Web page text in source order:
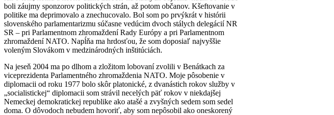
boli záujmy sponzorov politických strán, až potom občanov. Kšeftovanie v
politike ma deprimovalo a znechucovalo. Bol som po prvýkrát v histórii
slovenského parlamentarizmu súčasne vedúcim dvoch stálych delegácií NR
SR – pri Parlamentnom zhromaždení Rady Európy a pri Parlamentnom
zhromaždení NATO. Napĺňa ma hrdosťou, že som doposiaľ najvyššie
voleným Slovákom v medzinárodných inštitúciách.
Na jeseň 2004 ma po dlhom a zložitom lobovaní zvolili v Benátkach za
viceprezidenta Parlamentného zhromaždenia NATO. Moje pôsobenie v
diplomacii od roku 1977 bolo skôr platonické, z dvanástich rokov služby v
„socialistickej“ diplomacii som strávil necelých päť rokov v niekdajšej
Nemeckej demokratickej republike ako atašé a zvyšných sedem som sedel
doma. O dôvodoch nebudem hovoriť, aby som nepôsobil ako oneskorený